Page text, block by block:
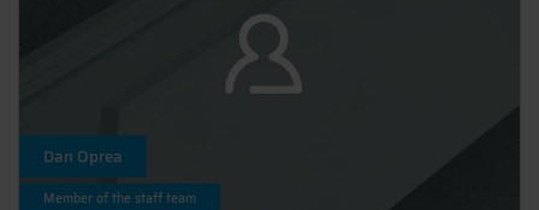
Dan Oprea
Member of the staff team